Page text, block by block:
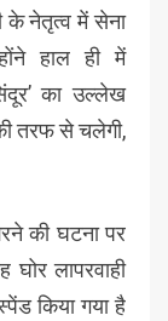
के नेतृत्व में सेना
हाल ही में
का उल्लेख
तरफ से चलेगी,
की घटना पर
लापरवाही
किया गया है